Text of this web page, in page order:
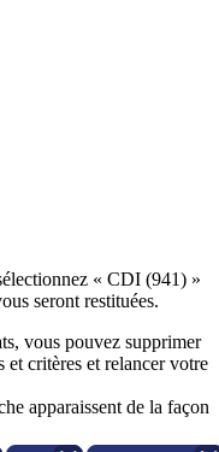
« CDI (941) »
seront restituées.
vous pouvez supprimer
et critères et relancer votre
apparaissent de la façon